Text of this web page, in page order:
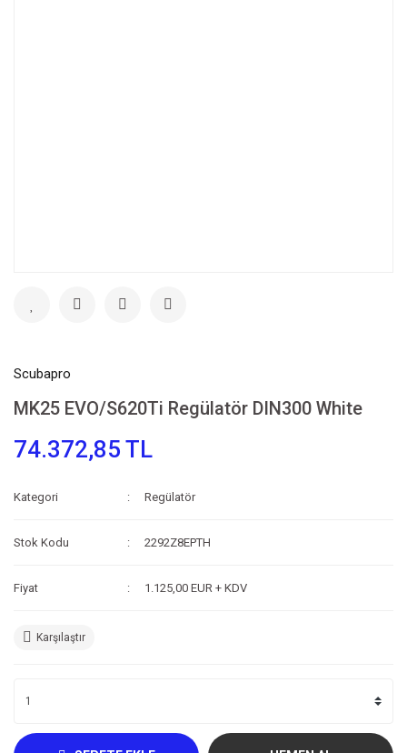
Scubapro
MK25 EVO/S620Ti Regülatör DIN300 White
74.372,85 TL
Kategori Regülatör
Stok Kodu 2292Z8EPTH
Fiyat 1.125,00 EUR + KDV
Karşılaştır